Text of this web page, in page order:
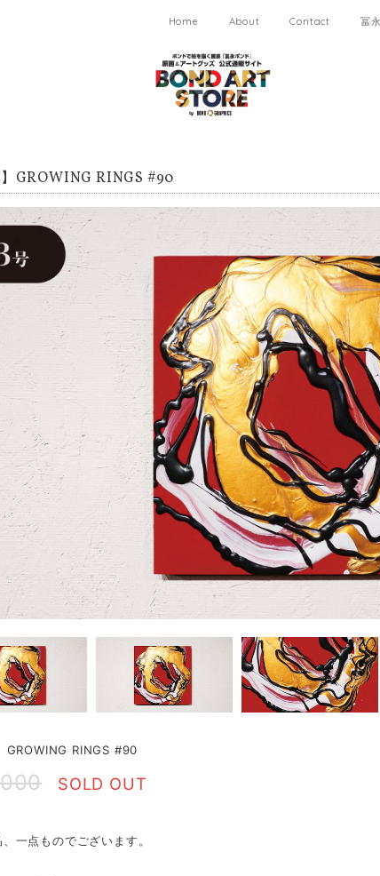
Home About Contact 冨
】GROWING RINGS #90
GROWING RINGS #90
SOLD OUT
、一点ものでございます。